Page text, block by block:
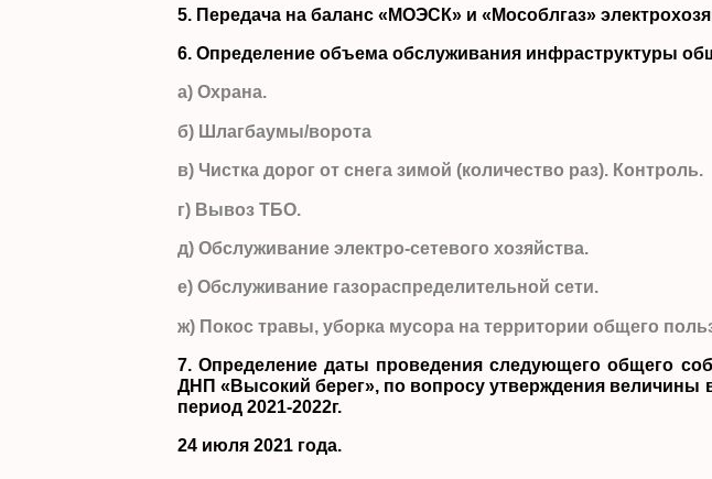
5. Передача на баланс «МОЭСК» и «Мособлгаз»
6. Определение объема обслуживания инфраструктуры
а) Охрана.
б) Шлагбаумы/ворота
в) Чистка дорог от снега зимой (количество раз). Контроль.
г) Вывоз ТБО.
д) Обслуживание электро-сетевого хозяйства.
е) Обслуживание газораспределительной сети.
ж) Покос травы, уборка мусора на территории общего
7. Определение даты проведения следующего общего
ДНП «Высокий берег», по вопросу утверждения величины
период 2021-2022г.
24 июля 2021 года.